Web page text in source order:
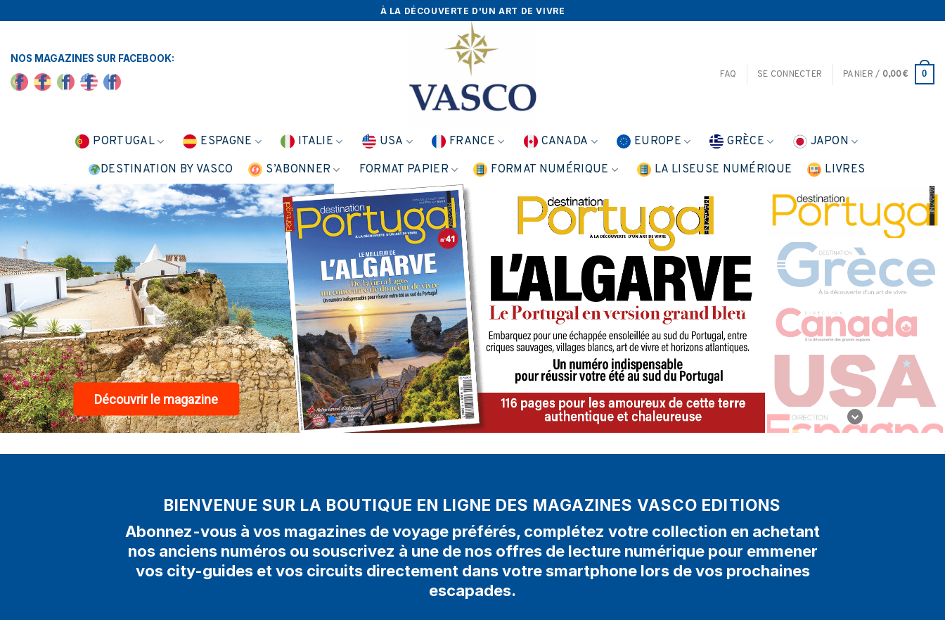
to
À LA DÉCOUVERTE D'UN ART DE VIVRE
NOS MAGAZINES SUR FACEBOOK:
FAQ
SE CONNECTER PANIER / 0,00€ 0
PORTUGAL ESPAGNE ITALIE USA FRANCE CANADA EUROPE GRÈCE
JAPON
DESTINATION BY VASCO
S’ABONNER FORMAT PAPIER FORMAT NUMÉRIQUE LA LISEUSE NUMÉRIQUE LIVRES
Découvrir le magazine
BIENVENUE SUR LA BOUTIQUE EN LIGNE DES MAGAZINES VASCO EDITIONS
Abonnez-vous à vos magazines de voyage préférés, complétez votre collection en achetant
nos anciens numéros ou souscrivez à une de nos offres de lecture numérique pour emmener
vos city-guides et vos circuits directement dans votre smartphone lors de vos prochaines
escapades.